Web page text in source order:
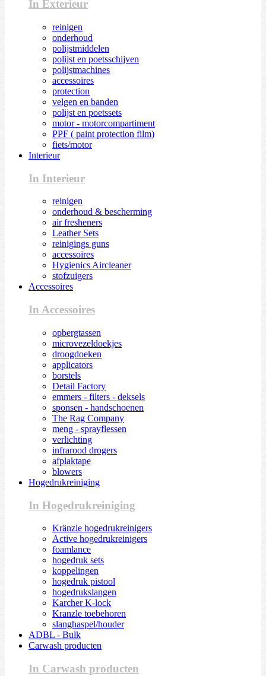
In Exterieur
reinigen
onderhoud
polijstmiddelen
polijst en poetsschijven
polijstmachines
accessoires
protection
velgen en banden
polijst en poetssets
motor - motorcompartiment
PPF ( paint protection film)
fiets/motor
Interieur
In Interieur
reinigen
onderhoud & bescherming
air fresheners
Leather Sets
reinigings guns
accessoires
Hygienics Aircleaner
stofzuigers
Accessoires
In Accessoires
opbergtassen
microvezeldoekjes
droogdoeken
applicators
borstels
Detail Factory
emmers - filters - deksels
sponsen - handschoenen
The Rag Company
meng - sprayflessen
verlichting
infrarood drogers
afplaktape
blowers
Hogedrukreiniging
In Hogedrukreiniging
Kränzle hogedrukreinigers
Active hogedrukreinigers
foamlance
hogedruk sets
koppelingen
hogedruk pistool
hogedrukslangen
Karcher K-lock
Kranzle toebehoren
slanghaspel/houder
ADBL - Bulk
Carwash producten
In Carwash producten